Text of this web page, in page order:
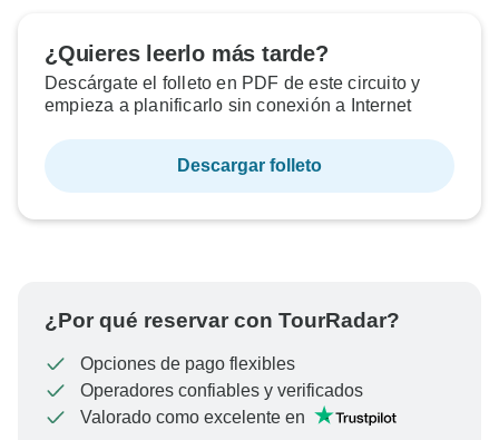
¿Quieres leerlo más tarde?
Descárgate el folleto en PDF de este circuito y
empieza a planificarlo sin conexión a Internet
Descargar folleto
¿Por qué reservar con TourRadar?
Opciones de pago flexibles
Operadores confiables y verificados
Valorado como excelente en